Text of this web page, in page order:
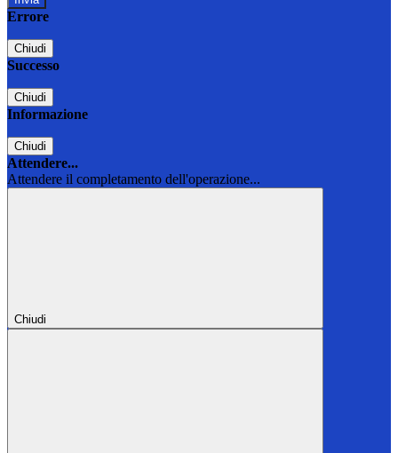
Errore
Chiudi
Successo
Chiudi
Informazione
Chiudi
Attendere...
Attendere il completamento dell'operazione...
Chiudi